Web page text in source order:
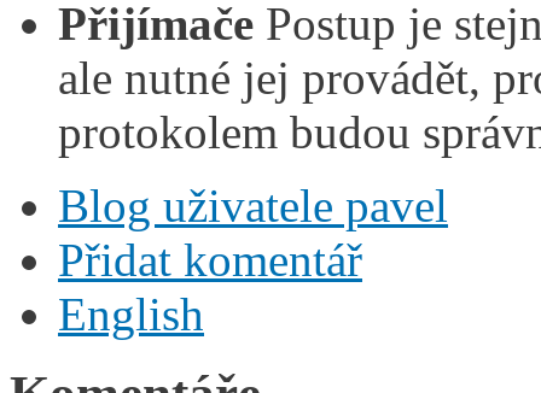
Přijímače Postup je
ale nutné jej provádět,
protokolem budou
Blog uživatele pavel
Přidat komentář
English